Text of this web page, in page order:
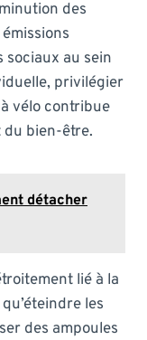
des
sociaux au sein
privilégier
vélo contribue
du bien-être.
détacher
lié à la
les
des ampoules